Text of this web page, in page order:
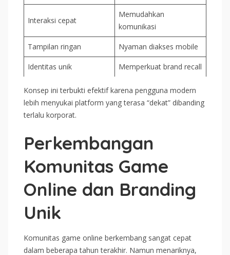
Interaksi cepat
Memudahkan
komunikasi
Tampilan ringan Nyaman diakses mobile
Identitas unik Memperkuat brand recall
Konsep ini terbukti efektif karena pengguna modern
lebih menyukai platform yang terasa “dekat” dibanding
terlalu korporat.
Perkembangan
Komunitas Game
Online dan Branding
Unik
Komunitas game online berkembang sangat cepat
dalam beberapa tahun terakhir. Namun menariknya,